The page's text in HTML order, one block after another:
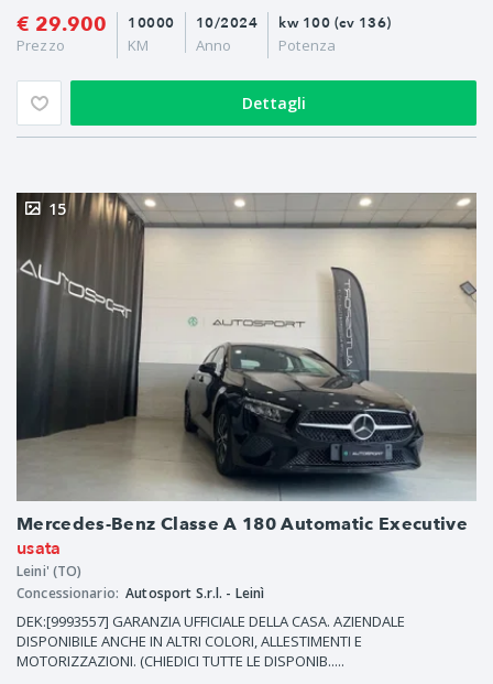
€ 29.900
Prezzo
10/2024
Anno
10000
KM
kw 100 (cv 136)
Potenza
Dettagli
Mercedes-Benz Classe A 180 Automatic Executive
usata
15
Leini' (TO)
Concessionario: Autosport S.r.l. - Leinì
DEK:[9993557] GARANZIA UFFICIALE DELLA CASA. AZIENDALE
DISPONIBILE ANCHE IN ALTRI COLORI, ALLESTIMENTI E
MOTORIZZAZIONI. (CHIEDICI TUTTE LE DISPONIB.....